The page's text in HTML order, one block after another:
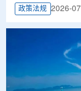
政策法规 2026-